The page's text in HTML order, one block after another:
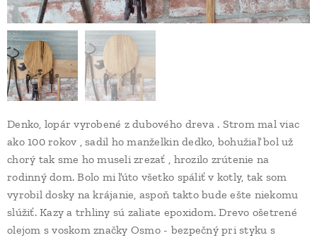
Denko, lopár vyrobené z dubového dreva . Strom mal viac
ako 100 rokov , sadil ho manželkin dedko, bohužiaľ bol už
chorý tak sme ho museli zrezať , hrozilo zrútenie na
rodinný dom. Bolo mi ľúto všetko spáliť v kotly, tak som
vyrobil dosky na krájanie, aspoň takto bude ešte niekomu
slúžiť. Kazy a trhliny sú zaliate epoxidom. Drevo ošetrené
olejom s voskom značky Osmo - bezpečný pri styku s